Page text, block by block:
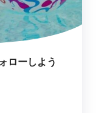
ローしよう